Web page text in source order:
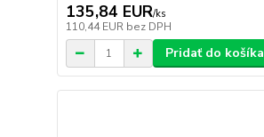
135,84 EUR/ks
110,44 EUR bez DPH
Pridať do košíka